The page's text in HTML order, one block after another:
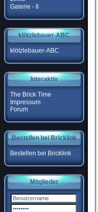
Galerie - II
klötzlebauer-ABC
klötzlebauer-ABC
Interaktiv
The Brick Time
Impressum
Forum
Bestellen bei Bricklink
Bestellen bei Bricklink
Mitglieder